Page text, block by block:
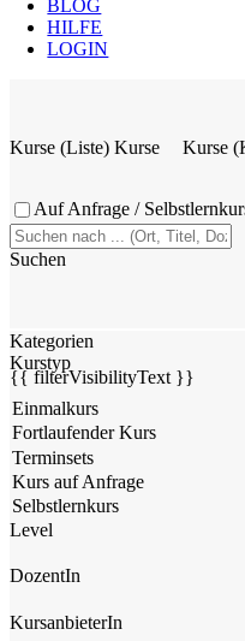
BLOG
HILFE
LOGIN
Kurse (Liste) Kurse Kurse
Auf Anfrage /
Suchen
{{ filterVisibilityText }}
Kategorien
Kurstyp
Level
DozentIn
KursanbieterIn